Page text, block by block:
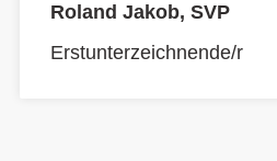
Roland Jakob, SVP
Erstunterzeichnende/r